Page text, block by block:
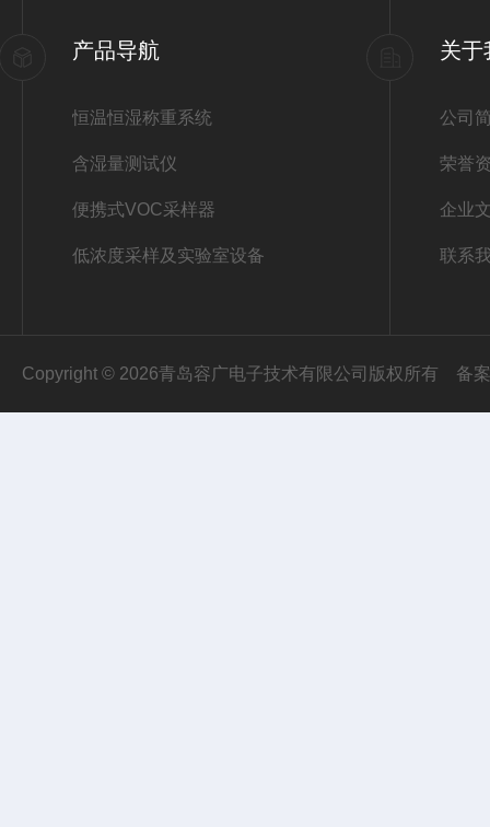
产品导航
恒温恒湿称重系统
含湿量测试仪
便携式VOC采样器
低浓度采样及实验室设备
关于
公司
荣誉
企业
联系
Copyright © 2026青岛容广电子技术有限公司版权所有 备